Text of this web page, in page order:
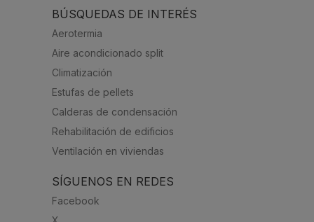
BÚSQUEDAS DE INTERÉS
Aerotermia
Aire acondicionado split
Climatización
Estufas de pellets
Calderas de condensación
Rehabilitación de edificios
Ventilación en viviendas
SÍGUENOS EN REDES
Facebook